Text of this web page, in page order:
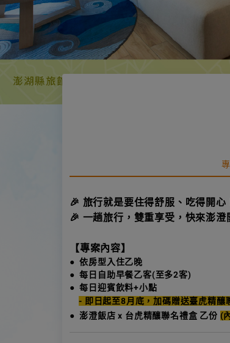
🎉 旅行就是要住得舒服、吃得開心
🎉 一趟旅行，雙重享受，快來澎澄
【專案內容】
● 依房型入住乙晚
● 每日自助早餐乙客(至多2客)
● 每日迎賓飲料+小點
- 即日起至8月底，加碼贈送臺虎精釀
●澎澄飯店 x 台虎精釀聯名禮盒 乙份 (